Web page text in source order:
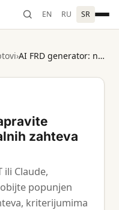
EN RU SR
› AI FRD generator: napravite dokument funkcionalnih zahteva za 15 minuta
zahteva
ili Claude,
popunjen
kriterijumima